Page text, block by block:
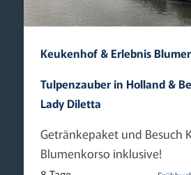
Keukenhof & Erlebnis
Tulpenzauber in Holland &
Lady Diletta
Getränkepaket und Besuch
Blumenkorso inklusive!